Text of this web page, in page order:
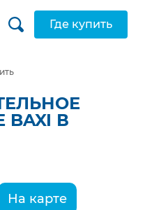
Где купить
В
На карте